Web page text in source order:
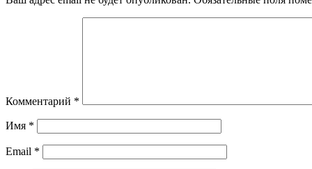
Комментарий *
Имя *
Email *